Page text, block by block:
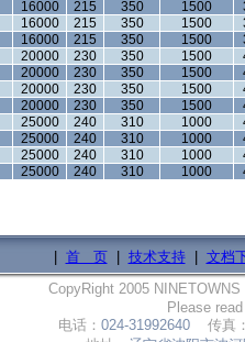
16000 215 350 1500
16000 215 350 1500
16000 215 350 1500
20000 230 350 1500
20000 230 350 1500
20000 230 350 1500
20000 230 350 1500
25000 240 310 1000
25000 240 310 1000
25000 240 310 1000
25000 240 310 1000
首 页| 技术支持| 文档
CopyRight 2005 NINETOWNS
Please
电话： 024-31992640 传真